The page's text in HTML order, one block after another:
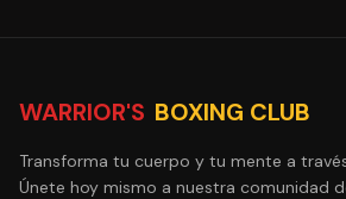
WARRIOR'S BOXING CLUB
Transforma tu cuerpo y tu mente a
Únete hoy mismo a nuestra comunidad